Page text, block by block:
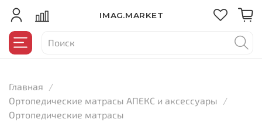
IMAG.MARKET
Главная
Ортопедические матрасы АПЕКС и аксессуары
Ортопедические матрасы